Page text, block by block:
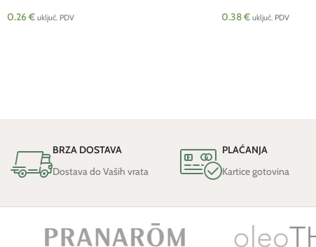
0.26€ uključ. PDV 0.38€ uključ. PDV
BRZA DOSTAVA
Dostava do Vaših vrata
PLAĆANJA
Kartice gotovina